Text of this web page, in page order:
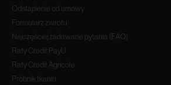
Odstapienie od umowy
Formularz zwrotu
Najczęściej zadawane pytania (FAQ)
Raty Credit PayU
Raty Credit Agricole
Próbnik tkanin